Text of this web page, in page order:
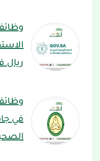
ريال
في
الصحية